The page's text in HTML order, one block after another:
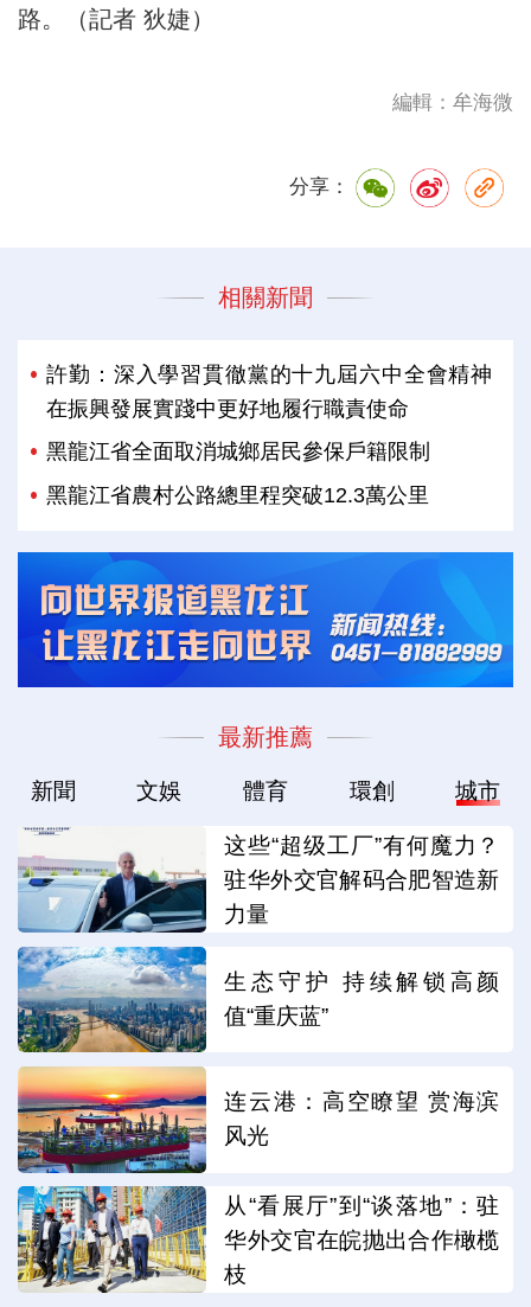
路。（記者 狄婕）
編輯：牟海微
分享：
相關新聞
許勤：深入學習貫徹黨的十九屆六中全會精神
在振興發展實踐中更好地履行職責使命
黑龍江省全面取消城鄉居民參保戶籍限制
黑龍江省農村公路總里程突破12.3萬公里
最新推薦
新聞 文娛 體育 環創 城市
这些“超级工厂”有何魔力？
驻华外交官解码合肥智造新
力量
生态守护 持续解锁高颜
值“重庆蓝”
连云港：高空瞭望 赏海滨
风光
从“看展厅”到“谈落地”：驻
华外交官在皖抛出合作橄榄
枝